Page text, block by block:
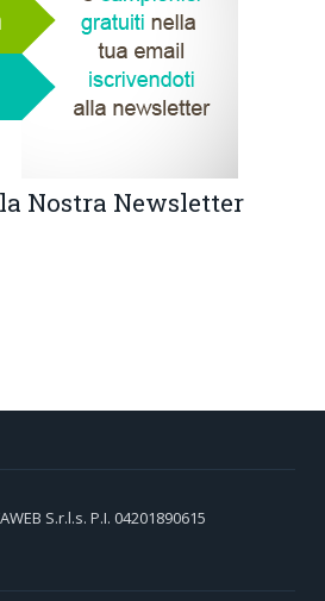
Nostra Newsletter
S.r.l.s. P.I. 04201890615